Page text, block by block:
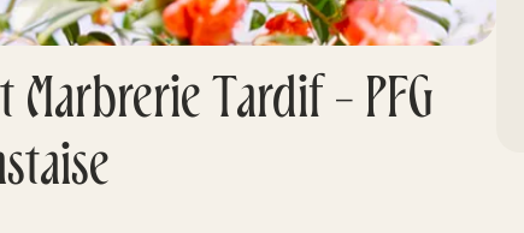
Marbrerie Tardif - PFG